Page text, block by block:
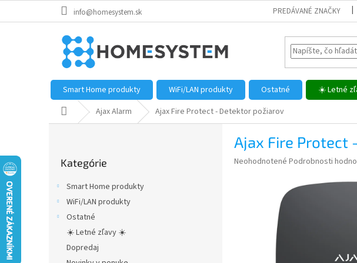
info@homesystem.sk PREDÁVANÉ ZNAČKY
Smart Home produkty WiFi/LAN produkty Ostatné ☀️ Letné
DomovAjax Alarm Ajax Fire Protect - Detektor požiarov
kategórie
Kategórie
Smart Home produkty
WiFi/LAN produkty
Ostatné
☀️ Letné zľavy ☀️
Dopredaj
Ajax Fire Protect
Priemerné
Neohodnotené Podrobnosti